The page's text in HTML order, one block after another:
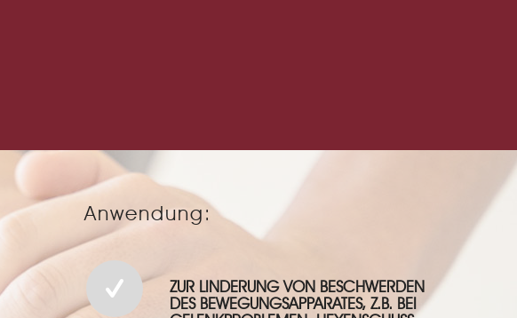
Anwendung:
ZUR LINDERUNG VON BESCHWERDEN
DES BEWEGUNGSAPPARATES, Z.B. BEI